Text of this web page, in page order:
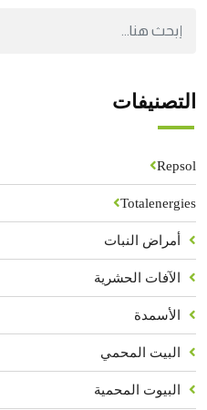
التصنيفات
Repsol
Totalenergies
أمراض النبات
الآفات الحشرية
الأسمدة
البيت المحمي
البيوت المحمية